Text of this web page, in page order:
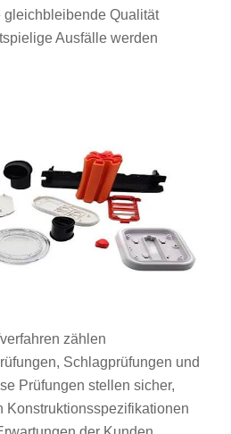
gleichbleibende Qualität
Ausfälle werden
zählen
Schlagprüfungen und
Prüfungen stellen sicher,
Konstruktionsspezifikationen